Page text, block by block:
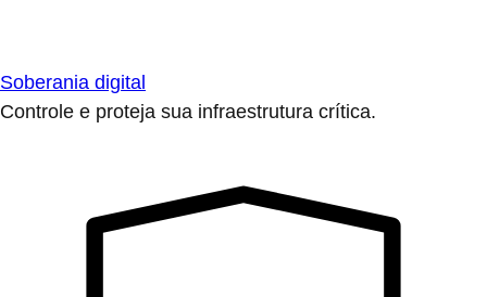
Soberania digital
Controle e proteja sua infraestrutura crítica.